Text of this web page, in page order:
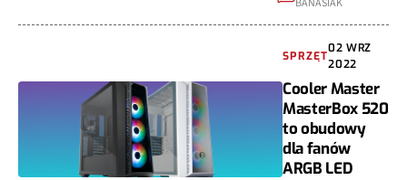
BANASIAK
SPRZĘT
02 WRZ
2022
Cooler Master
MasterBox 520
to obudowy
dla fanów
ARGB LED